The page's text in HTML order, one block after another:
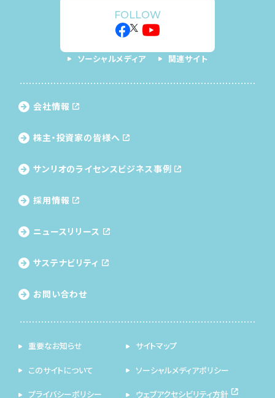
FOLLOW
ソーシャルメディア 関連サイト
会社情報
株主・投資家の皆様へ
サンリオのライセンス ビジネス事例
採用情報
ニュースリリース
サステナビリティ
お問い合わせ
重要なお知らせ サイトマップ
このサイトについて ソーシャルメディアポリシー
プライバシーポリシー ウェブアクセシビリティ方針